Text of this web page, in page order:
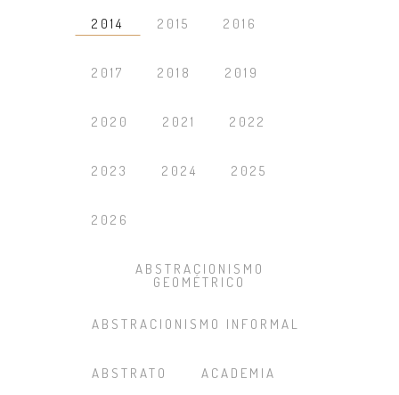
2014 2015 2016
2017 2018 2019
2020 2021 2022
2023 2024 2025
2026
ABSTRACIONISMO
GEOMÉTRICO
ABSTRACIONISMO INFORMAL
ABSTRATO ACADEMIA